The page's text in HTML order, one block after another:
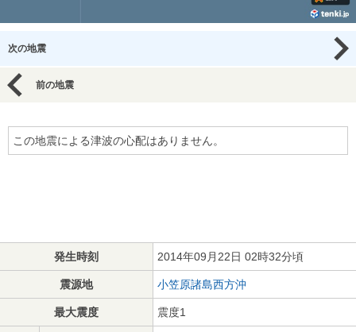
次の地震
前の地震
この地震による津波の心配はありません。
発生時刻 2014年09月22日 02時32分頃
震源地 小笠原諸島西方沖
最大震度 震度1